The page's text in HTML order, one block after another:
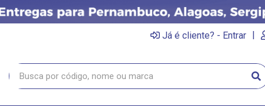
Já é cliente? - Entrar |